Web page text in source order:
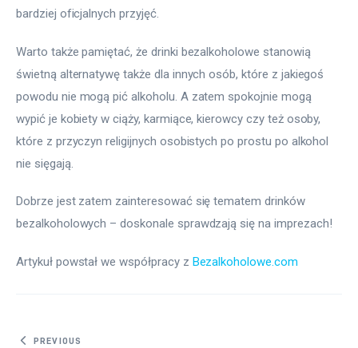
bardziej oficjalnych przyjęć.
Warto także pamiętać, że drinki bezalkoholowe stanowią
świetną alternatywę także dla innych osób, które z jakiegoś
powodu nie mogą pić alkoholu. A zatem spokojnie mogą
wypić je kobiety w ciąży, karmiące, kierowcy czy też osoby,
które z przyczyn religijnych osobistych po prostu po alkohol
nie sięgają.
Dobrze jest zatem zainteresować się tematem drinków
bezalkoholowych – doskonale sprawdzają się na imprezach!
Artykuł powstał we współpracy z Bezalkoholowe.com
PREVIOUS